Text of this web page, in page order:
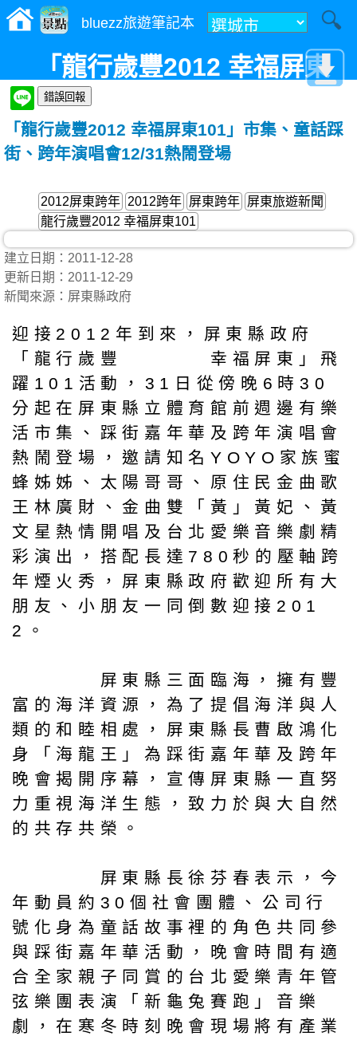
bluezz旅遊筆記本
「龍行歲豐2012 幸福屏東
101」市集、童話踩街、跨年演
唱會12/31熱鬧登場
「龍行歲豐2012 幸福屏東101」市集、童話踩
街、跨年演唱會12/31熱鬧登場
2012屏東跨年 2012跨年 屏東跨年 屏東旅遊新聞
龍行歲豐2012 幸福屏東101
建立日期：2011-12-28
更新日期：2011-12-29
新聞來源：屏東縣政府
迎接2012年到來，屏東縣政府
「龍行歲豐 幸福屏東」飛
躍101活動，31日從傍晚6時30
分起在屏東縣立體育館前週邊有樂
活市集、踩街嘉年華及跨年演唱會
熱鬧登場，邀請知名YOYO家族蜜
蜂姊姊、太陽哥哥、原住民金曲歌
王林廣財、金曲雙「黃」黃妃、黃
文星熱情開唱及台北愛樂音樂劇精
彩演出，搭配長達780秒的壓軸跨
年煙火秀，屏東縣政府歡迎所有大
朋友、小朋友一同倒數迎接201
2。
屏東縣三面臨海，擁有豐
富的海洋資源，為了提倡海洋與人
類的和睦相處，屏東縣長曹啟鴻化
身「海龍王」為踩街嘉年華及跨年
晚會揭開序幕，宣傳屏東縣一直努
力重視海洋生態，致力於與大自然
的共存共榮。
屏東縣長徐芬春表示，今
年動員約30個社會團體、公司行
號化身為童話故事裡的角色共同參
與踩街嘉年華活動，晚會時間有適
合全家親子同賞的台北愛樂青年管
弦樂團表演「新龜兔賽跑」音樂
劇，在寒冬時刻晚會現場將有產業